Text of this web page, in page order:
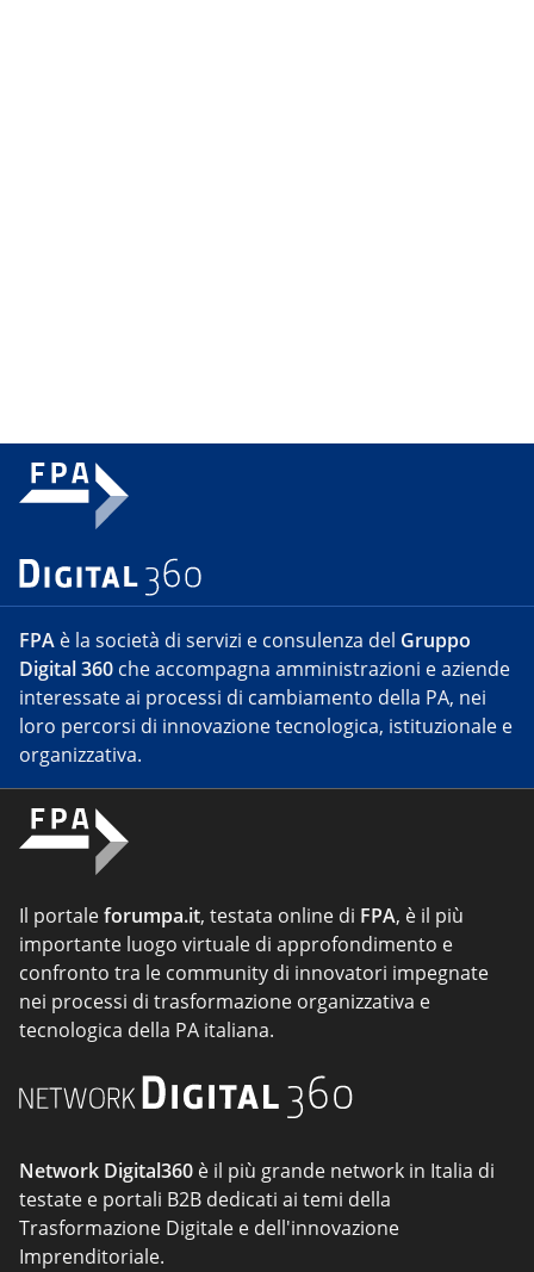
FPA è la società di servizi e consulenza del Gruppo
Digital 360 che accompagna amministrazioni e aziende
interessate ai processi di cambiamento della PA, nei
loro percorsi di innovazione tecnologica, istituzionale e
organizzativa.
Il portaleforumpa.it, testata online di FPA, è il più
importante luogo virtuale di approfondimento e
confronto tra le community di innovatori impegnate
nei processi di trasformazione organizzativa e
tecnologica della PA italiana.
Network Digital360 è il più grande network in Italia di
testate e portali B2B dedicati ai temi della
Trasformazione Digitale e dell'innovazione
Imprenditoriale.